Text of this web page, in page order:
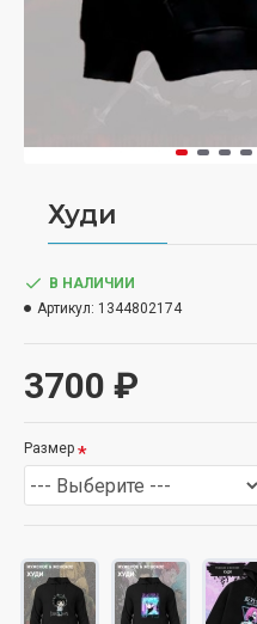
Худи
3700 ₽
В НАЛИЧИИ
Артикул: 1344802174
Размер